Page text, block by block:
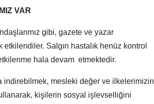
VAR
gibi, gazete ve yazar
Salgın hastalık henüz kontrol
hala devam etmektedir.
mesleki değer ve ilkelerimizin
kişilerin sosyal işlevselliğini